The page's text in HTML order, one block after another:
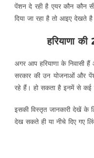
पेंशन दे रही है एयर कौन कौन
दिया जा रहा है तो आइए देखते है
हरियाणा
अगर आप हरियाणा के निवासी
सरकार की उन योजनाओं और
रहे हैं। हो सकता है इनमें से कई
इसकी विस्तृत जानकारी देखें के
देख सकते ही या नीचे दिए गए